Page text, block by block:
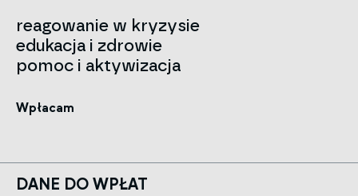
reagowanie w kryzysie
edukacja i zdrowie
pomoc i aktywizacja
Wpłacam
DANE DO WPŁAT